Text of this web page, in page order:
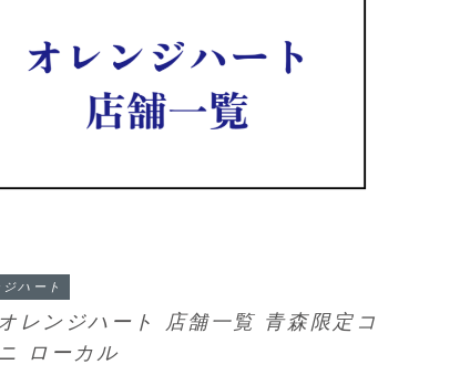
ハート
レンジハート 店舗一覧 青森限定コ
ローカル